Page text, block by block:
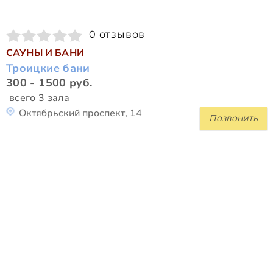
0 отзывов
САУНЫ И БАНИ
Троицкие бани
300 - 1500 руб.
всего 3 зала
Позвонить
Октябрьский проспект, 14